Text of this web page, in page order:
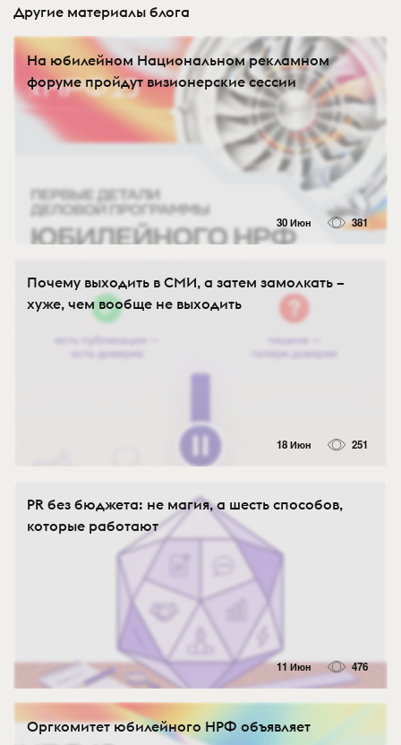
Другие материалы блога
На юбилейном Национальном рекламном
форуме пройдут визионерские сессии
30 Июн 381
Почему выходить в СМИ, а затем замолкать –
хуже, чем вообще не выходить
18 Июн 251
PR без бюджета: не магия, а шесть способов,
которые работают
11 Июн 476
Оргкомитет юбилейного НРФ объявляет